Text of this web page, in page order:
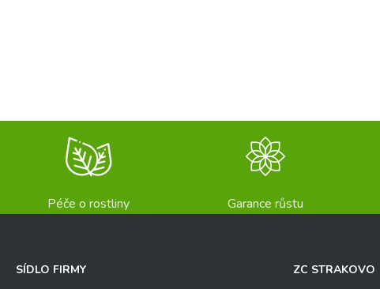
Péče o rostliny Garance růstu
SÍDLO FIRMY
ZC STRAKOVO